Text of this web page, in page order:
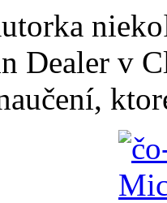
Dealer v